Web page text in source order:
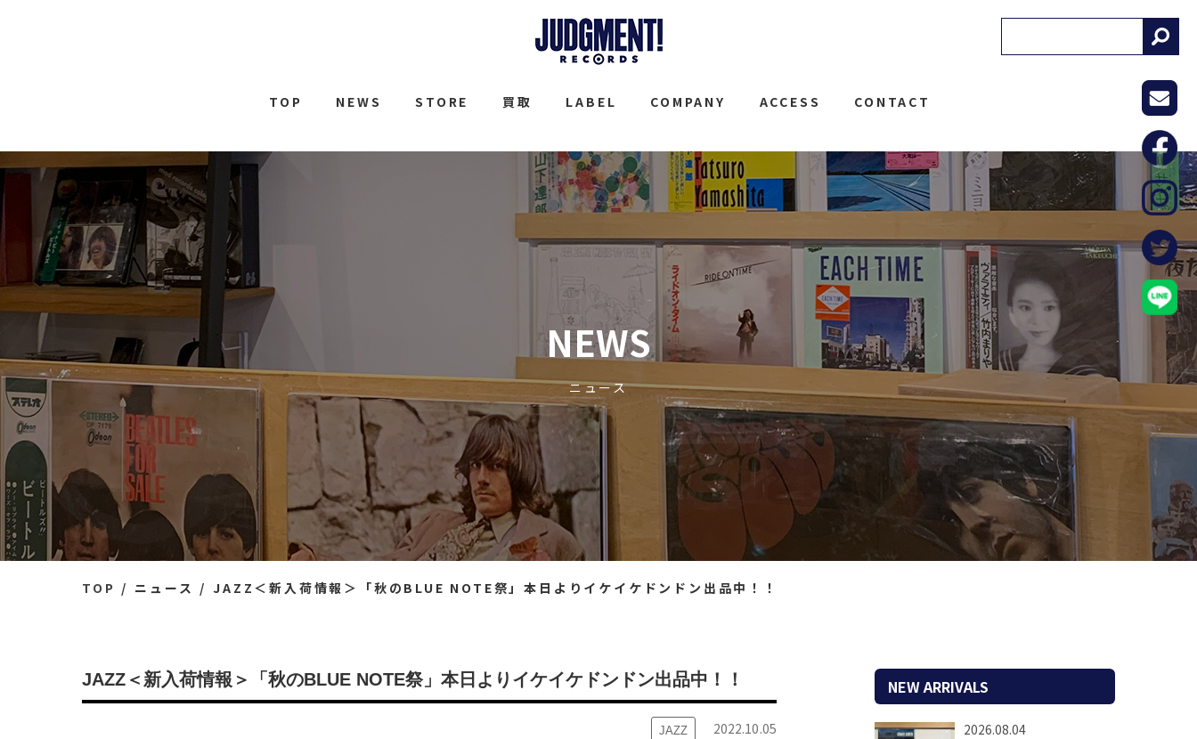
TOP NEWS STORE 買取 LABEL COMPANY ACCESS CONTACT
NEWS
ニュース
TOP ニュース JAZZ＜新入荷情報＞「秋のBLUE NOTE祭」本日よりイケイケドンドン出品中！！
JAZZ＜新入荷情報＞「秋のBLUE NOTE祭」本日よりイケイケドンドン出品中！！
JAZZ 2022.10.05
NEW ARRIVALS
2026.08.04